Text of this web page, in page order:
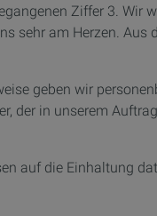
Ziffer 3. Wir
sehr am Herzen.
geben wir
der in unserem
auf die Einhaltung